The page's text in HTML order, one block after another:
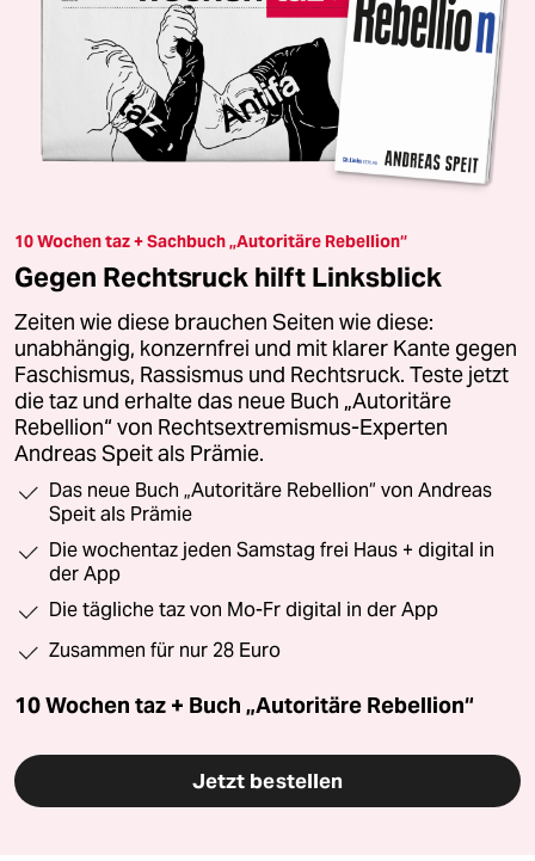
10 Wochen taz + Sachbuch „Autoritäre Rebellion“
Gegen Rechtsruck hilft Linksblick
Zeiten wie diese brauchen Seiten wie diese:
unabhängig, konzernfrei und mit klarer Kante gegen
Faschismus, Rassismus und Rechtsruck. Teste jetzt
die taz und erhalte das neue Buch „Autoritäre
Rebellion“ von Rechtsextremismus-Experten
Andreas Speit als Prämie.
Das neue Buch „Autoritäre Rebellion“ von Andreas
Speit als Prämie
Die wochentaz jeden Samstag frei Haus + digital in
der App
Die tägliche taz von Mo-Fr digital in der App
Zusammen für nur 28 Euro
10 Wochen taz + Buch „Autoritäre Rebellion“
Jetzt bestellen